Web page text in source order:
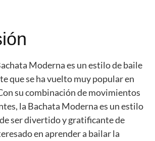
Moderna es un estilo de baile
que se ha vuelto muy popular en
su combinación de movimientos
la Bachata Moderna es un estilo
ser divertido y gratificante de
en aprender a bailar la